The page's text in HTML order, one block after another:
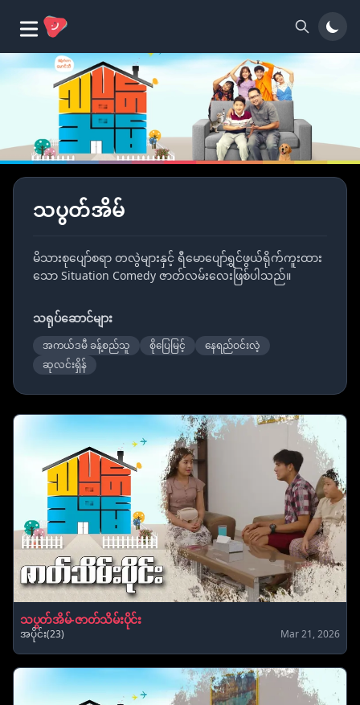
သပွတ်အိမ်
မိသားစုပျော်စရာ တလွဲများနှင့် ရီမောပျော်ရွှင်ဖွယ်ရိုက်ကူးထား
သော Situation Comedy ဇာတ်လမ်းလေးဖြစ်ပါသည်။
သရုပ်ဆောင်များ
အကယ်ဒမီ ခန့်စည်သူ စိုပြေမြင့်
နေရည်ဝင်းလဲ့
ဆုလင်းရှိန်
သပွတ်အိမ်-ဇာတ်သိမ်းပိုင်း
အပိုင်း(23) Mar 21, 2026